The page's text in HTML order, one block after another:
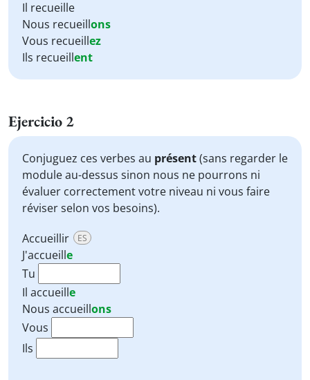
Il recueille
Nous recueillons
Vous recueillez
Ils recueillent
Ejercicio 2
Conjuguez ces verbes au présent(sans regarder le
module au-dessus sinon nous ne pourrons ni
évaluer correctement votre niveau ni vous faire
réviser selon vos besoins).
Accueillir
ES
J'accueille
Tu
Il accueille
Nous accueillons
Vous
Ils